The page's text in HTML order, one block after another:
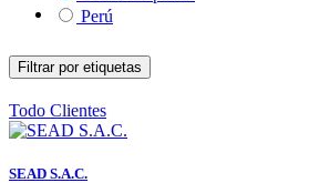
Perú
Filtrar por etiquetas
Todo Clientes
SEAD S.A.C.